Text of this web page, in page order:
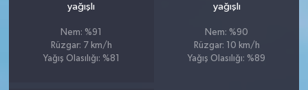
yağışlı
Nem: %91
Rüzgar: 7 km/h
Yağış Olasılığı: %81
yağışlı
Nem: %90
Rüzgar: 10 km/h
Yağış Olasılığı: %89